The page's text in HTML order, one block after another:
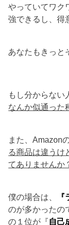
やっていてワク
強できるし、得
あなたもきっと
もし分からない
なんか似通った
また、Amazon
る商品は違うけ
てありませんか
僕の場合は、
のが多かったの
の１位が『自己